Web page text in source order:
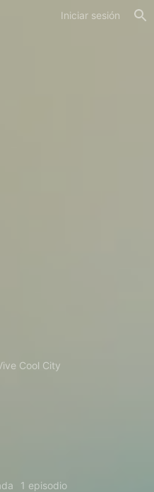
Iniciar sesión
Cool City
1 episodio